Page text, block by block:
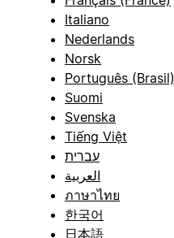
Italiano
Nederlands
Norsk
Português (Brasil)
Suomi
Svenska
Tiếng Việt
עברית
العربية
ภาษาไทย
한국어
日本語